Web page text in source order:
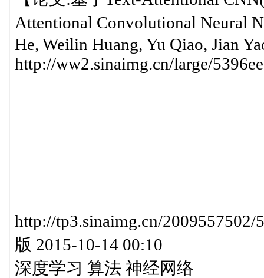
Attentional Convolutional Neural
He, Weilin Huang, Yu Qiao, Jian
http://ww2.sinaimg.cn/large/
http://tp3.sinaimg.cn/
版 2015-10-14 00:10
深度学习 算法 神经网络